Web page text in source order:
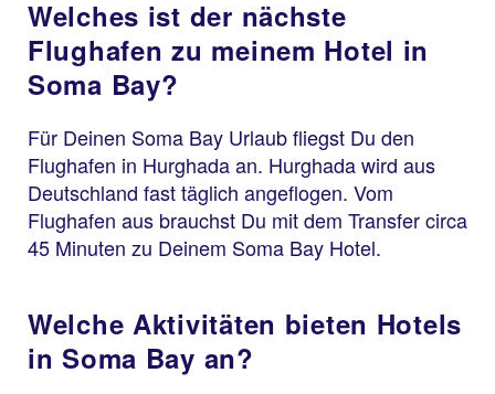
Welches ist der nächste
Flughafen zu meinem Hotel in
Soma Bay?
Für Deinen Soma Bay Urlaub fliegst Du den
Flughafen in Hurghada an. Hurghada wird aus
Deutschland fast täglich angeflogen. Vom
Flughafen aus brauchst Du mit dem Transfer circa
45 Minuten zu Deinem Soma Bay Hotel.
Welche Aktivitäten bieten Hotels
in Soma Bay an?